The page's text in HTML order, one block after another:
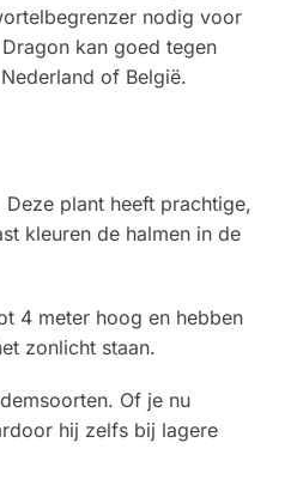
nodig voor
kan goed tegen
of België.
plant heeft prachtige,
kleuren de halmen in de
4 meter hoog en hebben
zonlicht staan.
Of je nu
hij zelfs bij lagere